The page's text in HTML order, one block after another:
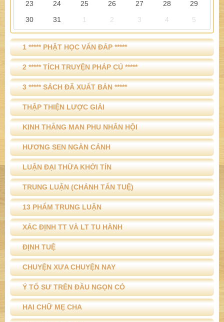
26 27 28 29 30 31
1
2
3 4 5 6 7
8
9
10 11 12 13 14
15
16
17 18 19 20 21
22
23
24 25 26
30
31 1 2 3 4 5
1 ***** PHẬT HỌC VẤN ĐÁP *****
2 ***** TÍCH TRUYỆN PHÁP CÚ *****
3 ***** SÁCH ĐÃ XUẤT BẢN *****
THẬP THIỆN LƯỢC GIẢI
KINH THẮNG MAN PHU NHÂN HỘI
HƯƠNG SEN NGÀN CÁNH
LUẬN ĐẠI THỪA KHỞI TÍN
TRUNG LUẬN (CHÁNH TẤN TUỆ)
13 PHẨM TRUNG LUẬN
XÁC ĐỊNH TT VÀ LT TU HÀNH